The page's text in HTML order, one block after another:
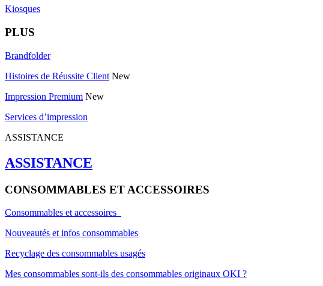
Kiosques
PLUS
Brandfolder
Histoires de Réussite Client New
Impression Premium New
Services d’impression
ASSISTANCE
ASSISTANCE
CONSOMMABLES ET ACCESSOIRES
Consommables et accessoires
Nouveautés et infos consommables
Recyclage des consommables usagés
Mes consommables sont-ils des consommables originaux OKI ?